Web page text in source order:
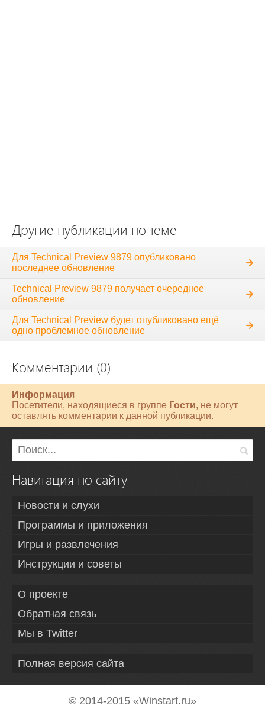
Другие публикации по теме
Для Technical Preview 9879 опубликовано
последнее обновление
Technical Preview 9879 получает очередное
обновление
Для Technical Preview будет опубликовано ещё
одно проблемное обновление
Комментарии (0)
Информация
Посетители, находящиеся в группе Гости, не могут
оставлять комментарии к данной публикации.
Навигация по сайту
Новости и слухи
Программы и приложения
Игры и развлечения
Инструкции и советы
О проекте
Обратная связь
Мы в Twitter
Полная версия сайта
© 2014-2015 «Winstart.ru»